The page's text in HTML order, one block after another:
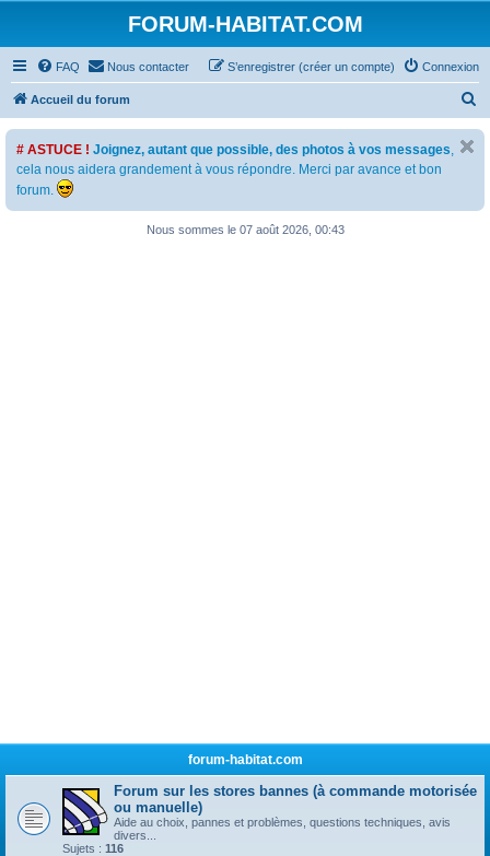
FORUM-HABITAT.COM
FAQ Nous contacter Connexion
S’enregistrer (créer un compte)
Accueil du forum
e
# ASTUCE ! Joignez, autant que possible, des photos à vos messages,
cela nous aidera grandement à vous répondre. Merci par avance et bon
forum.
Nous sommes le 07 août 2026, 00:43
forum-habitat.com
Forum sur les stores bannes (à commande motorisée
ou manuelle)
Aide au choix, pannes et problèmes, questions techniques, avis
divers...
Sujets : 116